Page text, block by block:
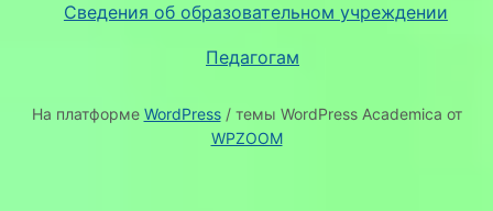
Сведения об образовательном учреждении
Педагогам
На платформе WordPress/ темы WordPress Academica от
WPZOOM